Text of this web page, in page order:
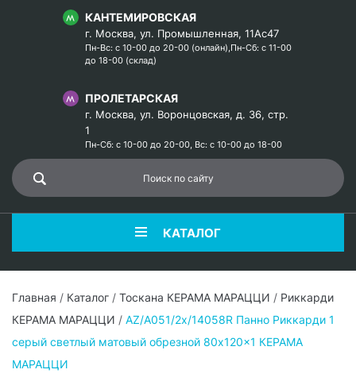
КАНТЕМИРОВСКАЯ
г. Москва, ул. Промышленная, 11Ас47
Пн-Вс: с 10-00 до 20-00 (онлайн),Пн-Сб: с 11-00
до 18-00 (склад)
ПРОЛЕТАРСКАЯ
г. Москва, ул. Воронцовская, д. 36, стр.
1
Пн-Сб: с 10-00 до 20-00, Вс: с 10-00 до 18-00
КАТАЛОГ
Главная / Каталог / Тоскана КЕРАМА МАРАЦЦИ / Риккарди
КЕРАМА МАРАЦЦИ / AZ/A051/2x/14058R Панно Риккарди 1
серый светлый матовый обрезной 80x120x1 КЕРАМА
МАРАЦЦИ